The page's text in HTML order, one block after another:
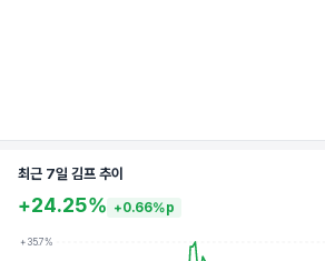
최근 7일 김프 추이
+24.25% +0.66%p
+35.7%